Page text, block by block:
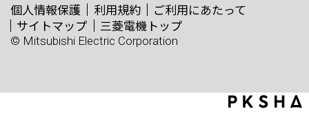
個人情報保護 利用規約
ご利用にあたって
サイトマップ
三菱電機トップ
© Mitsubishi Electric Corporation